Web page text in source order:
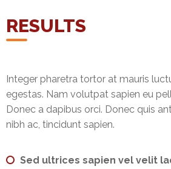
RESULTS
Integer pharetra tortor at mauris
egestas. Nam volutpat sapien eu
Donec a dapibus orci. Donec quis
nibh ac, tincidunt sapien.
Sed ultrices sapien vel velit